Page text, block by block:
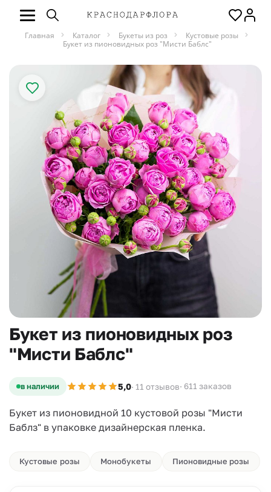
Главная Каталог Букеты из роз
Кустовые розы
Букет из пионовидных роз "Мисти Баблс"
Букет из пионовидных роз
"Мисти Баблс"
в наличии 5,0· 11 отзывов· 611 заказов
Букет из пионовидной 10 кустовой розы "Мисти
Баблз" в упаковке дизайнерская пленка.
Кустовые розы Монобукеты Пионовидные розы